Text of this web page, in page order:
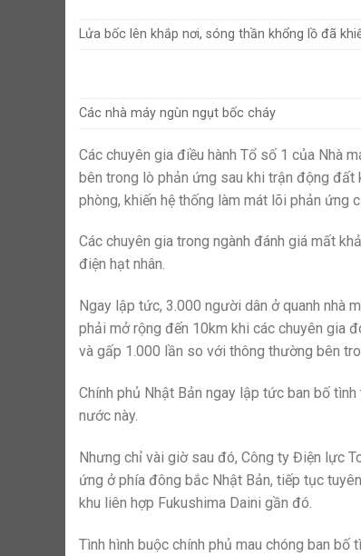
Lửa bốc lên khắp nơi, sóng thần khổng lồ đã
Các nhà máy ngùn ngụt bốc cháy
Các chuyên gia điều hành Tổ số 1 của Nhà
bên trong lò phản ứng sau khi trận động
phòng, khiến hệ thống làm mát lõi phản ứng
Các chuyên gia trong ngành đánh giá mất
điện hạt nhân.
Ngay lập tức, 3.000 người dân ở quanh nhà
phải mở rộng đến 10km khi các chuyên gia
và gấp 1.000 lần so với thông thường bên
Chính phủ Nhật Bản ngay lập tức ban bố
nước này.
Nhưng chỉ vài giờ sau đó, Công ty Điện lực
ứng ở phía đông bắc Nhật Bản, tiếp tục
khu liên hợp Fukushima Daini gần đó.
Tình hình buộc chính phủ mau chóng ban